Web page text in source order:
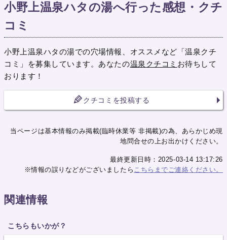
小野上温泉ハタの湯へ行った感想・クチ
コミ
小野上温泉ハタの湯での穴場情報、オススメなど「温泉クチ
コミ」を募集しています。あなたの温泉クチコミ お待ちして
おります！
クチコミを投稿する
当ページは基本情報のみ掲載(臨時休業等 非掲載)の為、あらかじめ現
地問合せの上お出かけください。
最終更新日時：2025-03-14 13:17:26
※情報の誤りなどがございましたら こちらまでご連絡ください。
関連情報
こちらもいかが？